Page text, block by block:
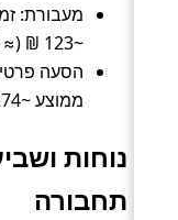
~123 ₪ (≈ 12 ₪ לשעה).
ממוצע ~1274 ₪ (≈ 103 ₪ לשעה).
נוחות
תחבורה